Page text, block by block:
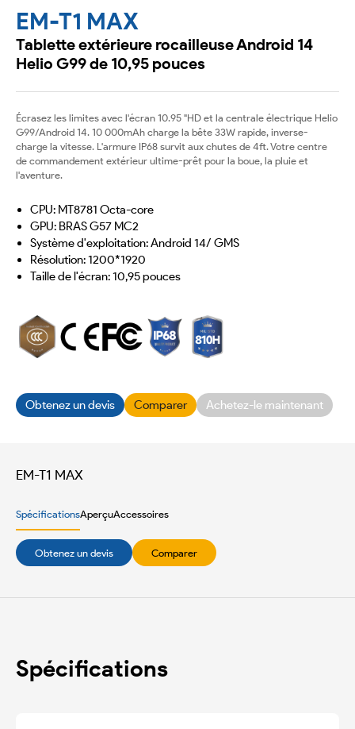
EM-T1 MAX
Tablette extérieure rocailleuse Android 14
Helio G99 de 10,95 pouces
Écrasez les limites avec l'écran 10.95 "HD et la centrale électrique Helio
G99/Android 14. 10 000mAh charge la bête 33W rapide, inverse-
charge la vitesse. L'armure IP68 survit aux chutes de 4ft. Votre centre
de commandement extérieur ultime-prêt pour la boue, la pluie et
l'aventure.
CPU: MT8781 Octa-core
GPU: BRAS G57 MC2
Système d'exploitation: Android 14/ GMS
Résolution: 1200*1920
Taille de l'écran: 10,95 pouces
Obtenez un devis Comparer Achetez-le maintenant
EM-T1 MAX
SpécificationsAperçuAccessoires
Obtenez un devis Comparer
Spécifications